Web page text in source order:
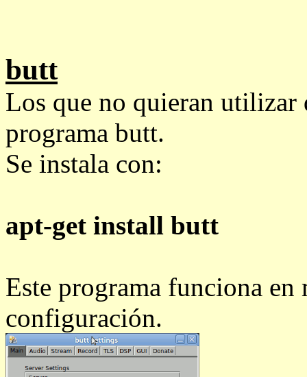
butt
Los que no quieran
programa butt.
Se instala con:
apt-get install butt
Este programa funciona
configuración.